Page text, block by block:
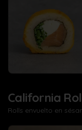
California
Rolls envuelto en